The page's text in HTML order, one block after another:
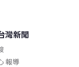
灣新聞
報導